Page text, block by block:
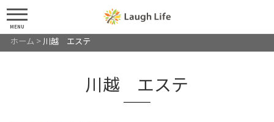
MENU
ホーム > 川越 エステ
川越 エステ